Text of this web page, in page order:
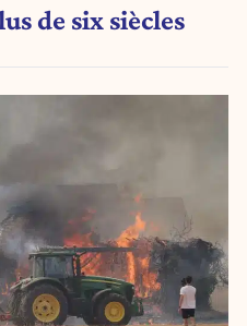
de six siècles